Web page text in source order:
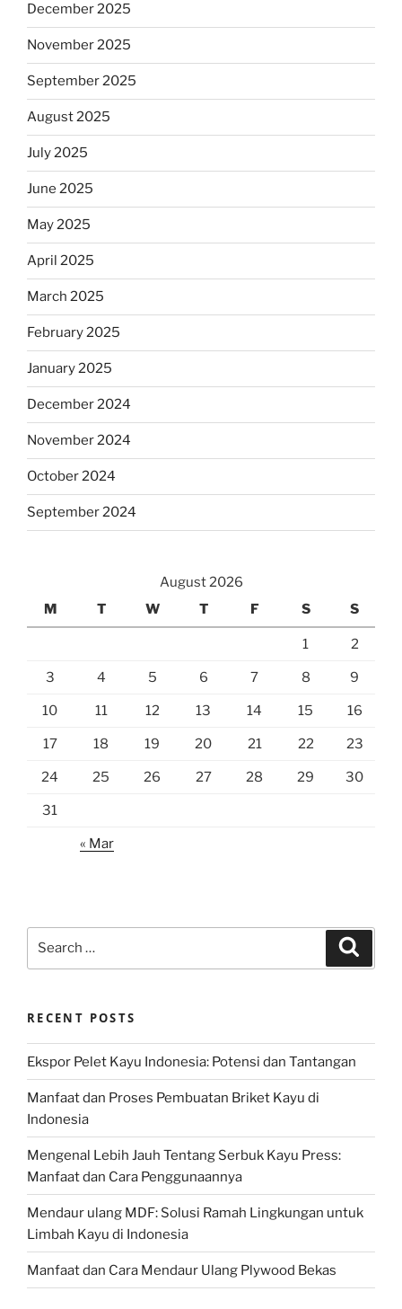
December 2025
November 2025
September 2025
August 2025
July 2025
June 2025
May 2025
April 2025
March 2025
February 2025
January 2025
December 2024
November 2024
October 2024
September 2024
August 2026
M
T W T F S S
1 2
3 4 5 6 7 8 9
10 11 12 13 14 15 16
17 18 19 20 21 22 23
24 25 26 27 28 29 30
31
« Mar
RECENT POSTS
Ekspor Pelet Kayu Indonesia: Potensi dan Tantangan
Manfaat dan Proses Pembuatan Briket Kayu di
Indonesia
Mengenal Lebih Jauh Tentang Serbuk Kayu Press:
Manfaat dan Cara Penggunaannya
Mendaur ulang MDF: Solusi Ramah Lingkungan untuk
Limbah Kayu di Indonesia
Manfaat dan Cara Mendaur Ulang Plywood Bekas